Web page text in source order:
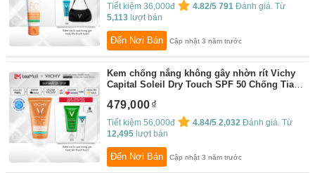
Tiết kiệm 36,000đ 4.82/5 791 Đánh giá. Từ
5,113 lượt bán
Đến Nơi Bán Cập nhật 3 năm trước
Kem chống nắng không gây nhờn rít Vichy
Capital Soleil Dry Touch SPF 50 Chống Tia
479,000
Tiết kiệm 56,000đ 4.84/5 2,032 Đánh giá. Từ
12,495 lượt bán
Đến Nơi Bán Cập nhật 3 năm trước